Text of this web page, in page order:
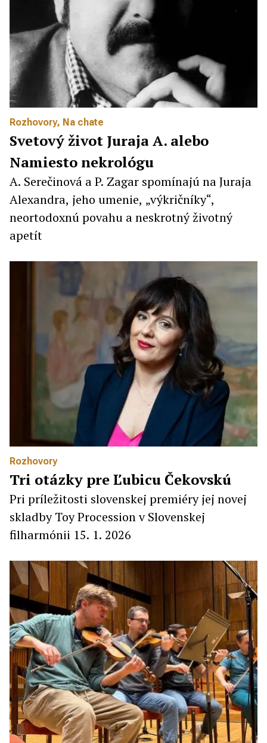
Rozhovory, Na chate
Svetový život Juraja A. alebo
Namiesto nekrológu
A. Serečinová a P. Zagar spomínajú na Juraja
Alexandra, jeho umenie, „výkričníky“,
neortodoxnú povahu a neskrotný životný
apetít
Rozhovory
Tri otázky pre Ľubicu Čekovskú
Pri príležitosti slovenskej premiéry jej novej
skladby Toy Procession v Slovenskej
filharmónii 15. 1. 2026